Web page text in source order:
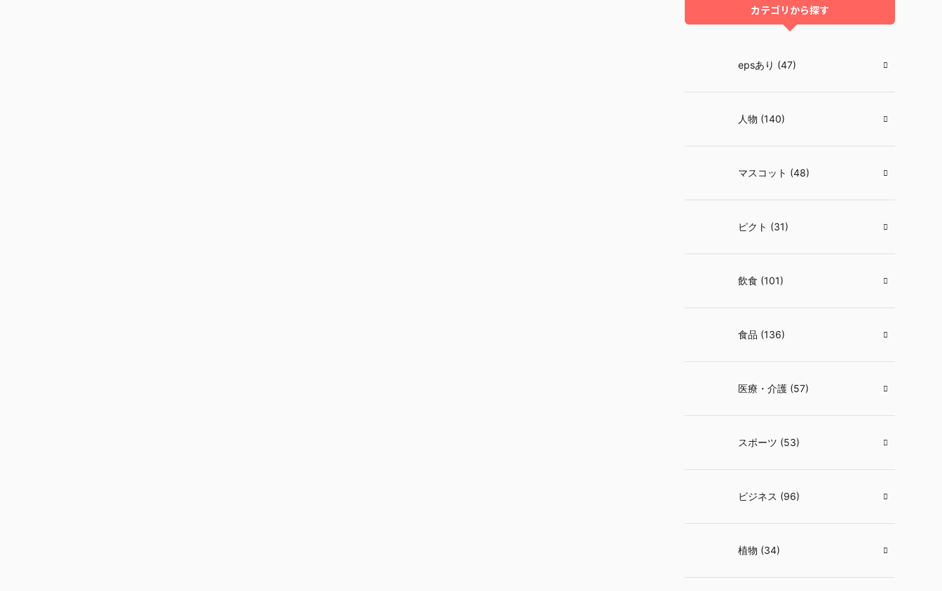
カテゴリから探す
epsあり (47)
人物 (140)
マスコット (48)
ピクト (31)
飲食 (101)
食品 (136)
医療・介護 (57)
スポーツ (53)
ビジネス (96)
植物 (34)